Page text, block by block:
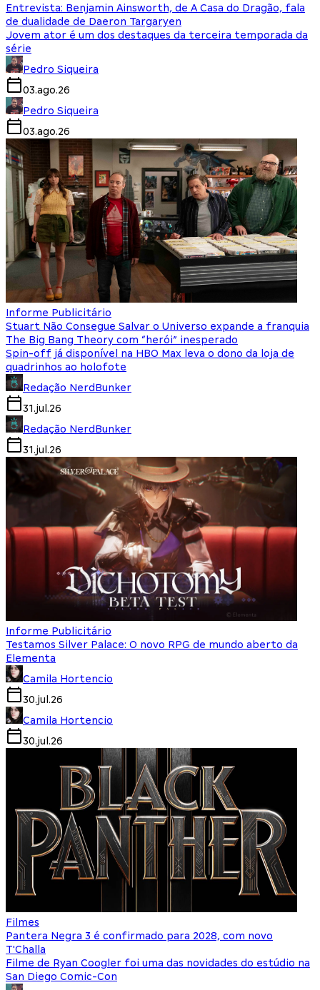
Entrevista: Benjamin Ainsworth, de A Casa do Dragão, fala
de dualidade de Daeron Targaryen
Jovem ator é um dos destaques da terceira temporada da
série
Pedro Siqueira
03.ago.26
Pedro Siqueira
03.ago.26
Informe Publicitário
Stuart Não Consegue Salvar o Universo expande a franquia
The Big Bang Theory com “herói” inesperado
Spin-off já disponível na HBO Max leva o dono da loja de
quadrinhos ao holofote
Redação NerdBunker
31.jul.26
Redação NerdBunker
31.jul.26
Informe Publicitário
Testamos Silver Palace: O novo RPG de mundo aberto da
Elementa
Camila Hortencio
30.jul.26
Camila Hortencio
30.jul.26
Filmes
Pantera Negra 3 é confirmado para 2028, com novo
T'Challa
Filme de Ryan Coogler foi uma das novidades do estúdio na
San Diego Comic-Con